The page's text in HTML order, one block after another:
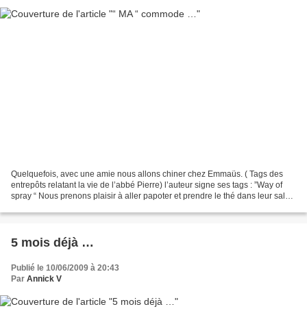
Quelquefois, avec une amie nous allons chiner chez Emmaüs. ( Tags des
entrepôts relatant la vie de l’abbé Pierre) l’auteur signe ses tags : ”Way of
spray “ Nous prenons plaisir à aller papoter et prendre le thé dans leur salon
5 mois déjà …
Publié le 10/06/2009 à 20:43
Par Annick V